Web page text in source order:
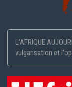
L'AFRIQUE
vulgarisation et